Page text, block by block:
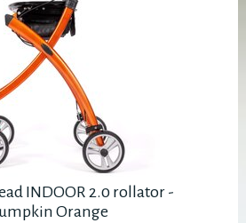
INDOOR 2.0 rollator -
Orange